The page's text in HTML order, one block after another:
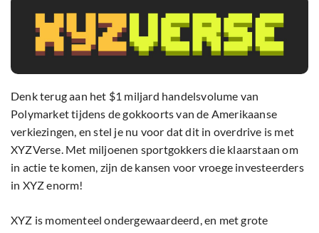
Denk terug aan het $1 miljard handelsvolume van
Polymarket tijdens de gokkoorts van de Amerikaanse
verkiezingen, en stel je nu voor dat dit in overdrive is met
XYZVerse. Met miljoenen sportgokkers die klaarstaan om
in actie te komen, zijn de kansen voor vroege investeerders
in XYZ enorm!
XYZ is momenteel ondergewaardeerd, en met grote